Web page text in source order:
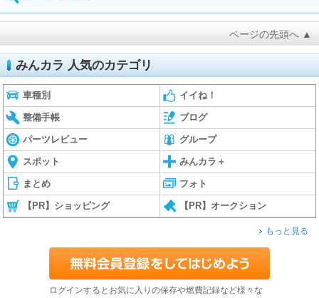
ページの先頭へ ▲
みんカラ 人気のカテゴリ
車種別 イイね！
整備手帳 ブログ
パーツレビュー グループ
スポット みんカラ＋
まとめ フォト
【PR】ショッピング 【PR】オークション
もっと見る
ログインするとお気に入りの保存や燃費記録など様々な